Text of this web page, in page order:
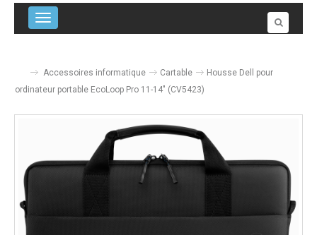
Navigation bascule
Accessoires informatique Cartable
Housse Dell pour
ordinateur portable EcoLoop Pro 11-14" (CV5423)